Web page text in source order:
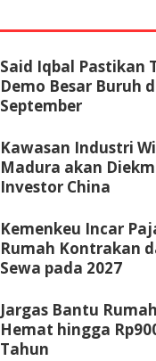
Said Iqbal Pastikan
Demo Besar Buruh
September
Kawasan Industri
Madura akan
Investor China
Kemenkeu Incar
Rumah Kontrakan
Sewa pada 2027
Jargas Bantu
Hemat hingga
Tahun